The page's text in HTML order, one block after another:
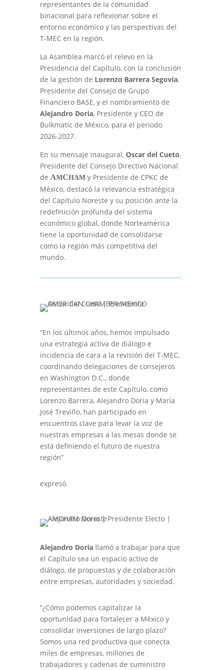
representantes de la comunidad
binacional para reflexionar sobre el
entorno económico y las perspectivas del
T-MEC en la región.
La Asamblea marcó el relevo en la
Presidencia del Capítulo, con la conclusión
de la gestión de Lorenzo Barrera Segovia,
Presidente del Consejo de Grupo
Financiero BASE, y el nombramiento de
Alejandro Doria, Presidente y CEO de
Bulkmatic de México, para el periodo
2026-2027.
En su mensaje inaugural, Oscar del Cueto,
Presidente del Consejo Directivo Nacional
de AMCHAMy Presidente de CPKC de
México, destacó la relevancia estratégica
del Capítulo Noreste y su posición ante la
redefinición profunda del sistema
económico global, donde Norteamérica
tiene la oportunidad de consolidarse
como la región más competitiva del
mundo.
“En los últimos años, hemos impulsado
una estrategia activa de diálogo e
incidencia de cara a la revisión del T-MEC,
coordinando delegaciones de consejeros
en Washington D.C., donde
representantes de este Capítulo, como
Lorenzo Barrera, Alejandro Doria y María
José Treviño, han participado en
encuentros clave para levar la voz de
nuestras empresas a las mesas donde se
está definiendo el futuro de nuestra
región”
expresó.
Alejandro Doriallamó a trabajar para que
el Capítulo sea un espacio activo de
diálogo, de propuestas y de colaboración
entre empresas, autoridades y sociedad.
“¿Cómo podemos capitalizar la
oportunidad para fortalecer a México y
consolidar inversiones de largo plazo?
Somos una red productiva que conecta
miles de empresas, millones de
trabajadores y cadenas de suministro